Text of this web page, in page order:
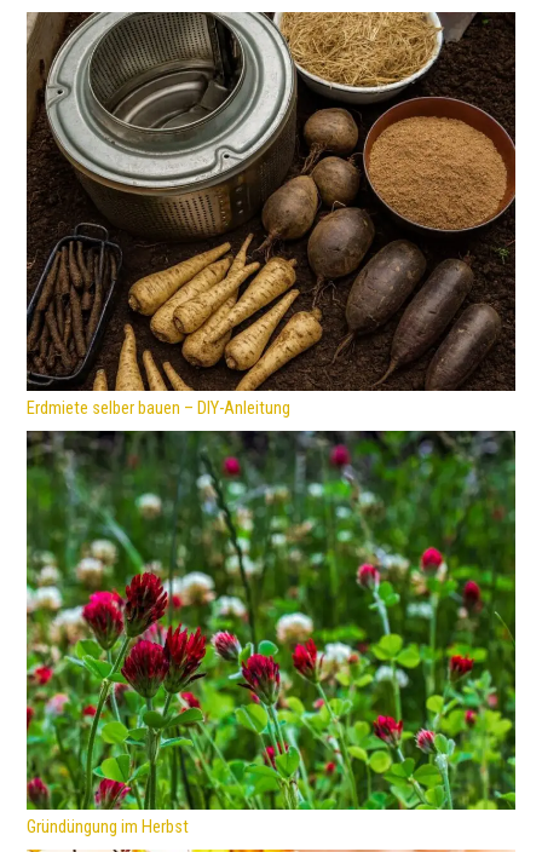
Erdmiete selber bauen – DIY-Anleitung
Gründüngung im Herbst